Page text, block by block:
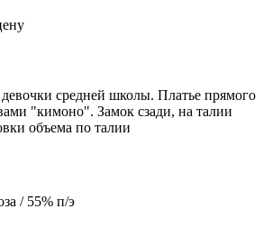
средней школы. Платье прямого
"кимоно". Замок сзади, на талии
объема по талии
/ 55% п/э